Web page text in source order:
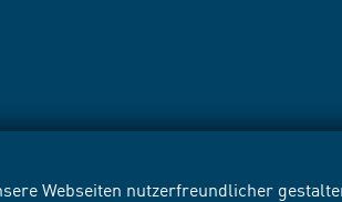
Webseiten nutzerfreundlicher